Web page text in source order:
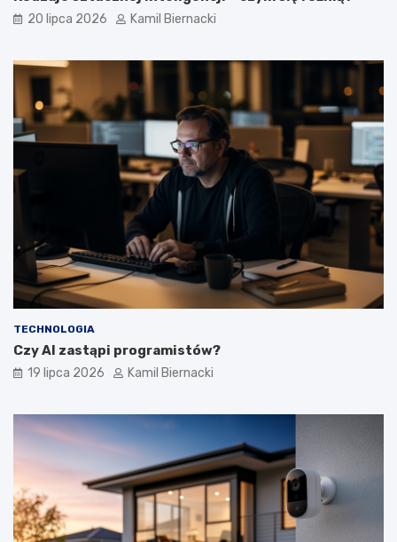
20 lipca 2026 Kamil Biernacki
TECHNOLOGIA
Czy AI zastąpi programistów?
19 lipca 2026 Kamil Biernacki